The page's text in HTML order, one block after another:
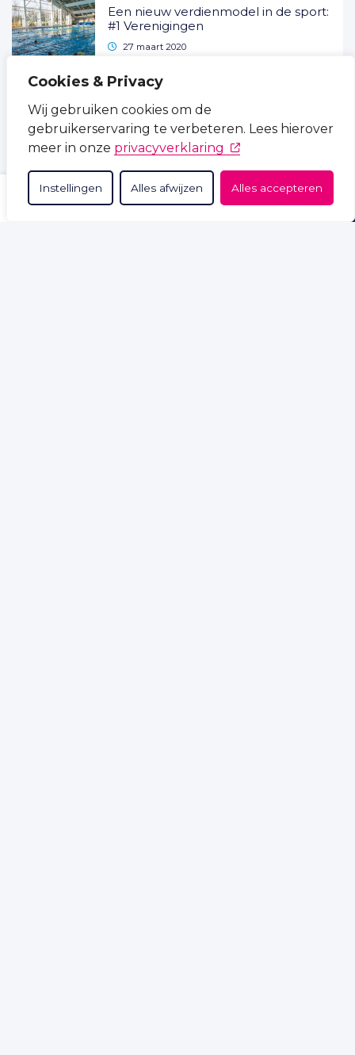
Cookies & Privacy
Wij gebruiken cookies om de
gebruikerservaring te verbeteren. Lees hierover
meer in onze privacyverklaring
Instellingen Alles afwijzen Alles accepteren
ZOEKEN THEMA'S OVER ONS
Een nieuw verdienmodel in de sport:
#1 Verenigingen
27 maart 2020
Beter benutten van
binnensportaccommodaties: tips en
trucs
22 april 2020
Leestijd:7minuten